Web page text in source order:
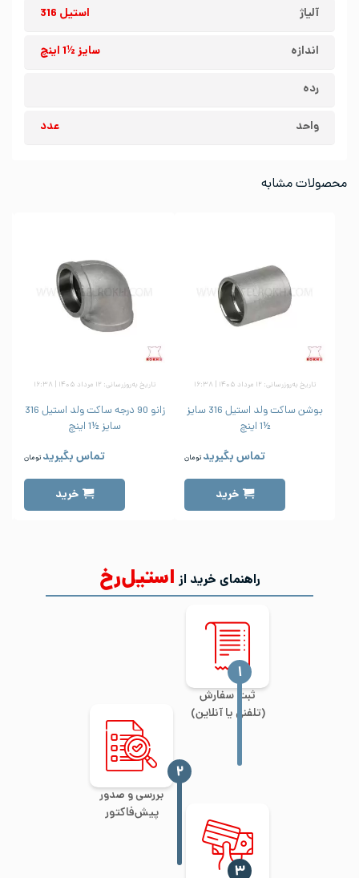
آلیاژ استیل 316
اندازه سایز ½1 اینچ
رده
واحد عدد
محصولات مشابه
تاریخ به‌روزرسانی: ۱۲ مرداد ۱۴۰۵ | ۱۶:۳۸
بوشن ساکت ولد استیل 316 سایز
½1 اینچ
تماس بگیرید تومان
خرید
تاریخ به‌روزرسانی: ۱۲ مرداد ۱۴۰۵ | ۱۶:۳۸
زانو 90 درجه ساکت ولد استیل 316
سایز ½1 اینچ
تماس بگیرید تومان
خرید
راهنمای خرید از استیل‌رخ
ثبت سفارش
(تلفنی یا آنلاین)
‍۱
بررسی و صدور
پیش‌فاکتور
‍۲
‍۳